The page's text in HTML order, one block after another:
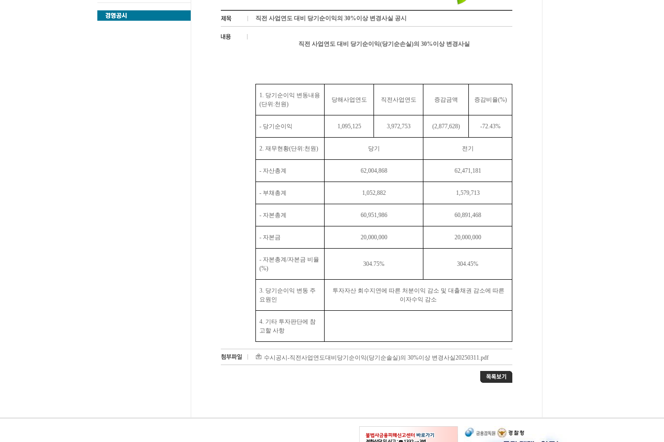
직전 사업연도 대비 당기순이익의 30%이상 변경사실 공시
직전 사업연도 대비 당기순이익(당기순손실)의 30%이상 변경사실
1. 당기순이익 변동내용
(단위 :천원)
당해사업연도 직전사업연도 증감금액 증감비율(%)
- 당기순이익 1,095,125 3,972,753 (2,877,628) -72.43%
2. 재무현황(단위 :천원) 당기 전기
- 자산총계 62,004,868 62,471,181
- 부채총계 1,052,882 1,579,713
- 자본총계 60,951,986 60,891,468
- 자본금 20,000,000 20,000,000
- 자본총계 /자본금 비율
(%)
304.75% 304.45%
3. 당기순이익 변동 주
요원인
투자자산 회수지연에 따른 처분이익 감소 및 대출채권 감소에 따른
이자수익 감소
4. 기타 투자판단에 참
고할 사항
수시공시-직전사업연도대비당기순이익(당기순솔실)의 30%이상 변경사실20250311.pdf